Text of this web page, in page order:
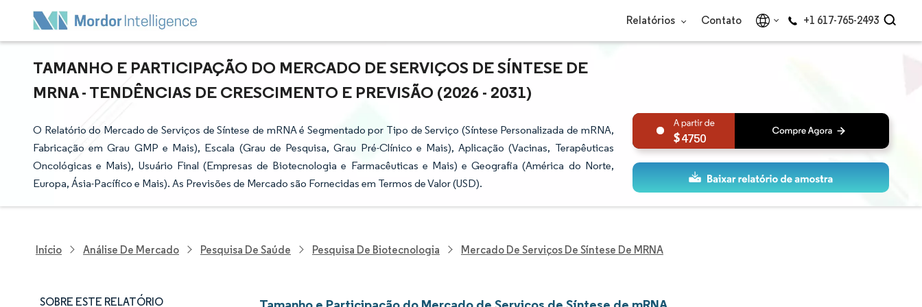
Relatórios Contato +1 617-765-2493
TAMANHO E PARTICIPAÇÃO DO MERCADO DE SERVIÇOS DE SÍNTESE DE
MRNA - TENDÊNCIAS DE CRESCIMENTO E PREVISÃO (2026 - 2031)
O Relatório do Mercado de Serviços de Síntese de mRNA é Segmentado por Tipo de Serviço (Síntese Personalizada de mRNA,
Fabricação em Grau GMP e Mais), Escala (Grau de Pesquisa, Grau Pré-Clínico e Mais), Aplicação (Vacinas, Terapêuticas
Oncológicas e Mais), Usuário Final (Empresas de Biotecnologia e Farmacêuticas e Mais) e Geografia (América do Norte,
Europa, Ásia-Pacífico e Mais). As Previsões de Mercado são Fornecidas em Termos de Valor (USD).
4750
Início Análise De Mercado Pesquisa De Saúde Pesquisa De Biotecnologia Mercado De Serviços De Síntese De MRNA
SOBRE ESTE RELATÓRIO